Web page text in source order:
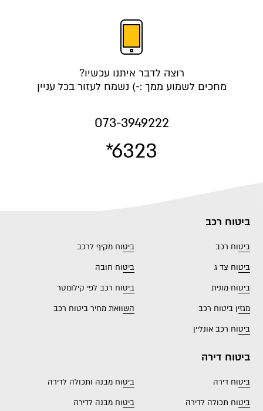
רוצה לדבר איתנו עכשיו?
מחכים לשמוע ממך :-) נשמח לעזור בכל עניין
073-3949222
*6323
ביטוח רכב
ביטוח רכב
ביטוח מקיף לרכב
ביטוח צד ג
ביטוח חובה
ביטוח מונית
ביטוח רכב לפי קילומטר
מגזין ביטוח רכב
השוואת מחיר ביטוח רכב
ביטוח רכב אונליין
ביטוח דירה
ביטוח דירה
ביטוח מבנה ותכולה לדירה
ביטוח תכולה לדירה
ביטוח מבנה לדירה